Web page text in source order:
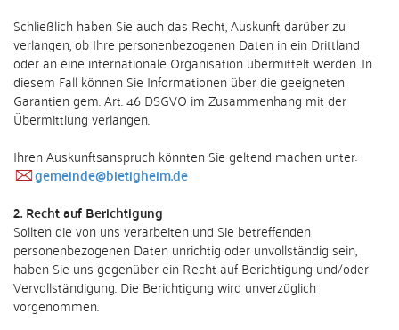
Schließlich haben Sie auch das Recht, Auskunft darüber zu
verlangen, ob Ihre personenbezogenen Daten in ein Drittland
oder an eine internationale Organisation übermittelt werden. In
diesem Fall können Sie Informationen über die geeigneten
Garantien gem. Art. 46 DSGVO im Zusammenhang mit der
Übermittlung verlangen.
Ihren Auskunftsanspruch könnten Sie geltend machen unter:
gemeinde@bietigheim.de
2. Recht auf Berichtigung
Sollten die von uns verarbeiten und Sie betreffenden
personenbezogenen Daten unrichtig oder unvollständig sein,
haben Sie uns gegenüber ein Recht auf Berichtigung und/oder
Vervollständigung. Die Berichtigung wird unverzüglich
vorgenommen.